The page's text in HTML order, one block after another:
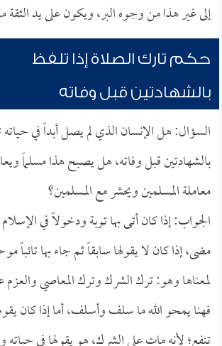
إلى غير هذا من وجوه البر، ويكون على يد الثقة
حكم تارك الصلاة إذا تلفظ
بالشهادتين قبل وفاته
السؤال: هل الإنسان الذي لم يصل أبداً في حياته
بالشهادتين قبل وفاته، هل يصبح هذا مسلماً
معاملة المسلمين ويحشر مع المسلمين؟
الجواب: إذا كان أتى بها توبة ودخولاً في
مضى، إذا كان لا يقولها سابقاً ثم جاء بها تائباً
لمعناها وهو: ترك الشرك وترك المعاصي والعزم
فهنا يمحو الله ما سلف وأسلف، أما إذا كان